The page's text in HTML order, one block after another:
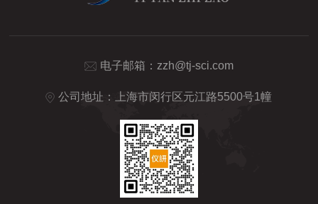
电子邮箱： zzh@tj-sci.com
公司地址：上海市闵行区元江路5500号1幢